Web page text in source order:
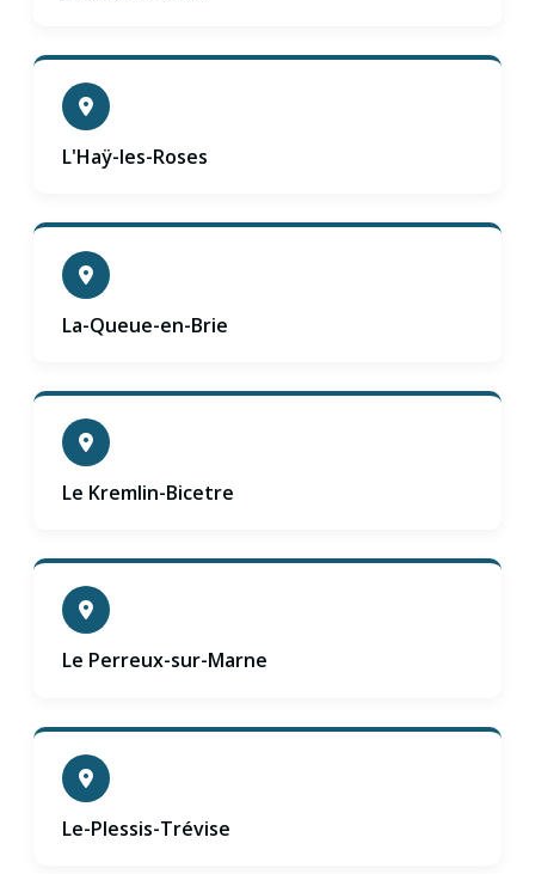
L'Haÿ-les-Roses
La-Queue-en-Brie
Le Kremlin-Bicetre
Le Perreux-sur-Marne
Le-Plessis-Trévise